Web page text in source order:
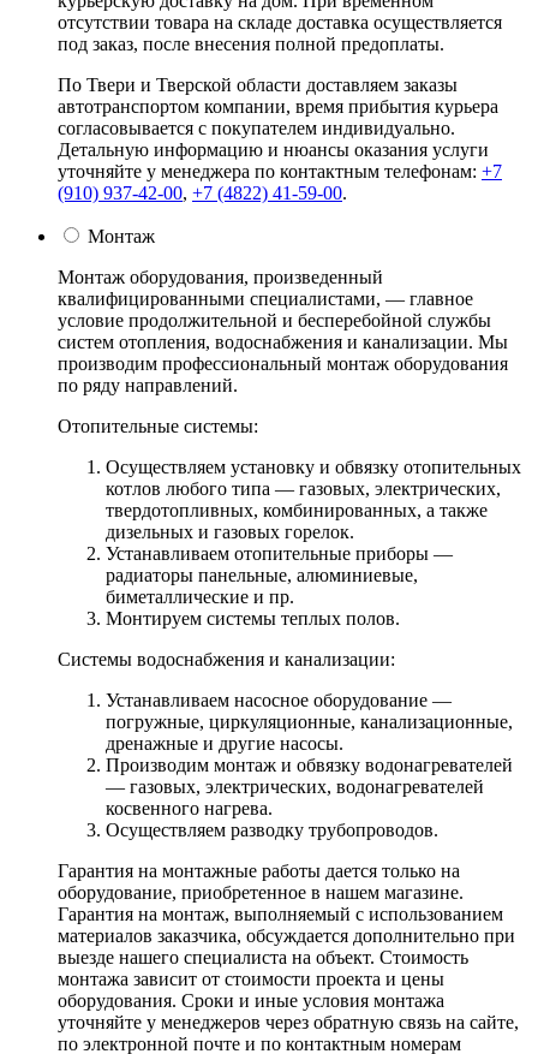
отсутствии товара на складе доставка осуществляется
под заказ, после внесения полной предоплаты.
По Твери и Тверской области доставляем заказы
автотранспортом компании, время прибытия курьера
согласовывается с покупателем индивидуально.
Детальную информацию и нюансы оказания услуги
уточняйте у менеджера по контактным телефонам: +7
(910) 937-42-00, +7 (4822) 41-59-00.
Монтаж
Монтаж оборудования, произведенный
квалифицированными специалистами, — главное
условие продолжительной и бесперебойной службы
систем отопления, водоснабжения и канализации. Мы
производим профессиональный монтаж оборудования
по ряду направлений.
Отопительные системы:
Осуществляем установку и обвязку отопительных
котлов любого типа — газовых, электрических,
твердотопливных, комбинированных, а также
дизельных и газовых горелок.
Устанавливаем отопительные приборы —
радиаторы панельные, алюминиевые,
биметаллические и пр.
Монтируем системы теплых полов.
Системы водоснабжения и канализации:
Устанавливаем насосное оборудование —
погружные, циркуляционные, канализационные,
дренажные и другие насосы.
Производим монтаж и обвязку водонагревателей
— газовых, электрических, водонагревателей
косвенного нагрева.
Осуществляем разводку трубопроводов.
Гарантия на монтажные работы дается только на
оборудование, приобретенное в нашем магазине.
Гарантия на монтаж, выполняемый с использованием
материалов заказчика, обсуждается дополнительно при
выезде нашего специалиста на объект. Стоимость
монтажа зависит от стоимости проекта и цены
оборудования. Сроки и иные условия монтажа
уточняйте у менеджеров через обратную связь на сайте,
по электронной почте и по контактным номерам